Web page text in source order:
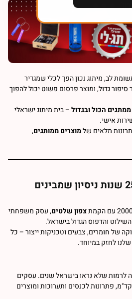
לב, מיתוג נכון הפך לכלי שמגדיר
גדול, ומוצר פרסום פשוט יכול להפוך
הכול ובגדול– בית מיתוג ישראלי
אישי.
מלאים שלמוצרים ממותגים,
איך הכול התחיל – 25 שנות ניסיון שמבינים
צפון שלטים, עסק משפחתי
והדפוס הגדול בישראל.
של חומרים, צבעים וטכניקות ייצור – כל
לחזק במיוחד.
שלא נראו בישראל שנים. עסקים
פתרונות לכנסים ותערוכות ומוצרים